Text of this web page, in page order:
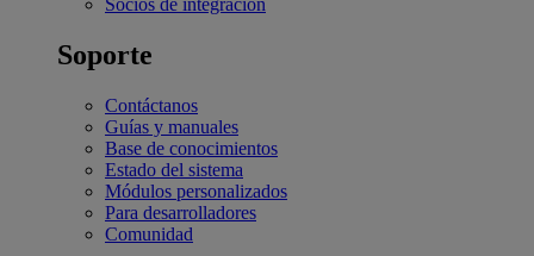
Socios de integración
Soporte
Contáctanos
Guías y manuales
Base de conocimientos
Estado del sistema
Módulos personalizados
Para desarrolladores
Comunidad